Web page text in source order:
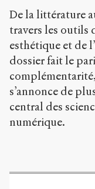
De la littérature
travers les outils
esthétique et de
dossier fait le
s’annonce de
central des
numérique.